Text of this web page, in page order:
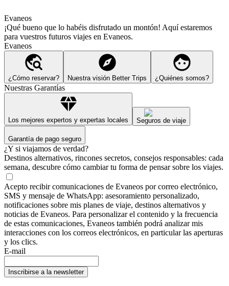
Evaneos
¡Qué bueno que lo habéis disfrutado un montón! Aquí estaremos
para vuestros futuros viajes en Evaneos.
Evaneos
¿Cómo reservar? Nuestra visión Better Trips ¿Quiénes somos?
Nuestras Garantías
Los mejores expertos y expertas locales Seguros de viaje
Garantía de pago seguro
¿Y si viajamos de verdad?
Destinos alternativos, rincones secretos, consejos responsables: cada
semana, descubre cómo cambiar tu forma de pensar sobre los viajes.
Acepto recibir comunicaciones de Evaneos por correo electrónico,
SMS y mensaje de WhatsApp: asesoramiento personalizado,
notificaciones sobre mis planes de viaje, destinos alternativos y
noticias de Evaneos. Para personalizar el contenido y la frecuencia
de estas comunicaciones, Evaneos también podrá analizar mis
interacciones con los correos electrónicos, en particular las aperturas
y los clics.
E-mail
Inscribirse a la newsletter